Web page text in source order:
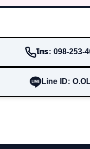
โทร: 098-253-
Line ID: